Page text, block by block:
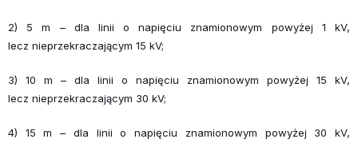
2) 5 m – dla linii o napięciu znamionowym powyżej 1 kV,
lecz nieprzekraczającym 15 kV;
3) 10 m – dla linii o napięciu znamionowym powyżej 15 kV,
lecz nieprzekraczającym 30 kV;
4) 15 m – dla linii o napięciu znamionowym powyżej 30 kV,